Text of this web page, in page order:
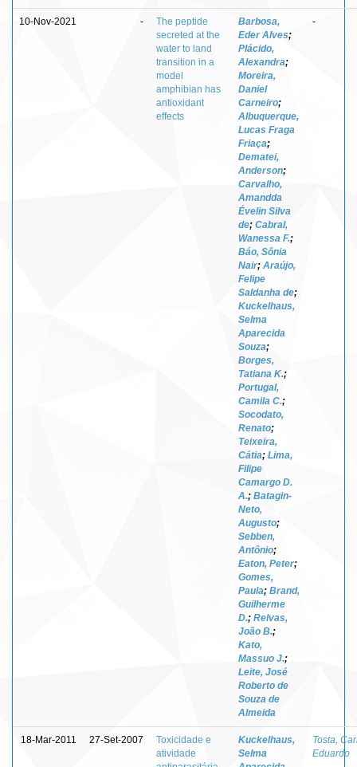
10-Nov-2021 -
The peptide
secreted at the
water to land
transition in a
model
amphibian has
antioxidant
effects
Barbosa,
Eder Alves;
Plácido,
Alexandra;
Moreira,
Daniel
Carneiro;
Albuquerque,
Lucas Fraga
Friaça;
Dematei,
Anderson;
Carvalho,
Amandda
Évelin Silva
de; Cabral,
Wanessa F.;
Báo, Sônia
Nair; Araújo,
Felipe
Saldanha de;
Kuckelhaus,
Selma
Aparecida
Souza;
Borges,
Tatiana K.;
Portugal,
Camila C.;
Socodato,
Renato;
Teixeira,
Cátia; Lima,
Filipe
Camargo D.
A.; Batagin-
Neto,
Augusto;
Sebben,
Antônio;
Eaton, Peter;
Gomes,
Paula; Brand,
Guilherme
D.; Relvas,
João B.;
Kato,
Massuo J.;
Leite, José
Roberto de
Souza de
Almeida
-
18-Mar-2011 27-Set-2007
Toxicidade e
atividade
Kuckelhaus,
Selma
Tosta,
Eduardo